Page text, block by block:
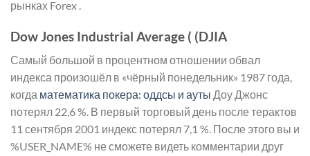
рынках Forex .
Dow Jones Industrial Average ( (DJIA
Самый большой в процентном отношении обвал
индекса произошёл в «чёрный понедельник» 1987 года,
когда математика покера: оддсы и ауты Доу Джонс
потерял 22,6 %. В первый торговый день после терактов
11 сентября 2001 индекс потерял 7,1 %. После этого вы и
%USER_NAME% не сможете видеть комментарии друг